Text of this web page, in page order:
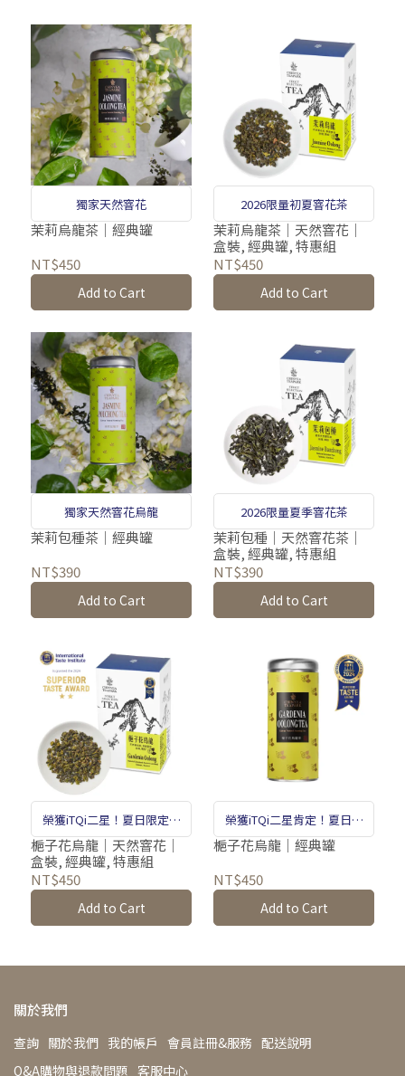
獨家天然窨花
茉莉烏龍茶｜經典罐
NT$450
Add to Cart
2026限量初夏窨花茶
茉莉烏龍茶｜天然窨花｜
盒裝, 經典罐, 特惠組
NT$450
Add to Cart
獨家天然窨花烏龍
茉莉包種茶｜經典罐
NT$390
Add to Cart
2026限量夏季窨花茶
茉莉包種｜天然窨花茶｜
盒裝, 經典罐, 特惠組
NT$390
Add to Cart
榮獲iTQi二星！夏日限定天
然花茶。
梔子花烏龍｜天然窨花｜
盒裝, 經典罐, 特惠組
NT$450
Add to Cart
榮獲iTQi二星肯定！夏日限
定天然花茶。
梔子花烏龍｜經典罐
NT$450
Add to Cart
關於我們
查詢 關於我們 我的帳戶 會員註冊&服務 配送說明
Q&A購物與退款問題 客服中心